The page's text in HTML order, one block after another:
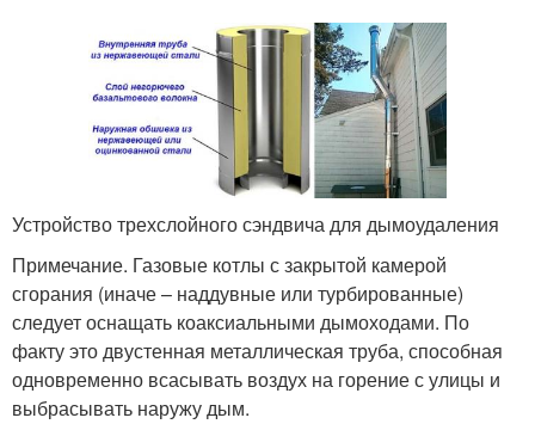
Устройство трехслойного сэндвича для дымоудаления
Примечание. Газовые котлы с закрытой камерой
сгорания (иначе – наддувные или турбированные)
следует оснащать коаксиальными дымоходами. По
факту это двустенная металлическая труба, способная
одновременно всасывать воздух на горение с улицы и
выбрасывать наружу дым.